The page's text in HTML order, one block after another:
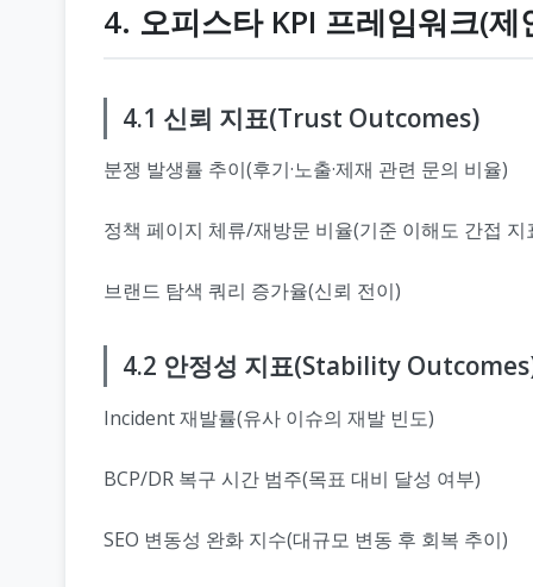
4. 오피스타 KPI 프레임워크(제
4.1 신뢰 지표(Trust Outcomes)
분쟁 발생률 추이(후기·노출·제재 관련 문의 비율)
정책 페이지 체류/재방문 비율(기준 이해도 간접 지
브랜드 탐색 쿼리 증가율(신뢰 전이)
4.2 안정성 지표(Stability
Incident 재발률(유사 이슈의 재발 빈도)
BCP/DR 복구 시간 범주(목표 대비 달성 여부)
SEO 변동성 완화 지수(대규모 변동 후 회복 추이)